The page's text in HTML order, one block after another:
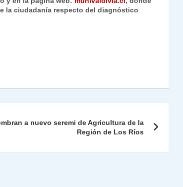
la ciudadanía respecto del diagnóstico
a nuevo seremi de Agricultura de la
Región de Los Ríos